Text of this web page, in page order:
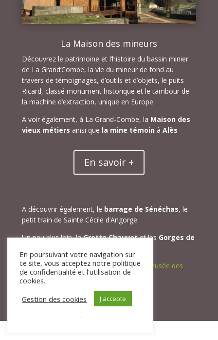
La Maison des mineurs
Découvrez le patrimoine et l’histoire du bassin minier
de La Grand’Combe, la vie du mineur de fond au
travers de témoignages, d’outils et d’objets, le puits
Ricard, classé monument historique et le tambour de
la machine d’extraction, unique en Europe.
A voir également, à La Grand-Combe, la Maison des
vieux métiers ainsi que la mine témoin à Alès
En savoir +
A découvrir également, le barrage de Sénéchas, le
petit train de Sainte Cécile d’Angorge.
Un peu plus loin, laGrotte Chauvetet les Gorges de
A Saint-Jean-du-Gard, Maison Rouge, le musée des
vallées cévenoles.
En poursuivant votre navigation sur
ce site, vous acceptez notre politique
de confidentialité et l'utilisation de
cookies.
Gestion des cookies
J'accepte
.